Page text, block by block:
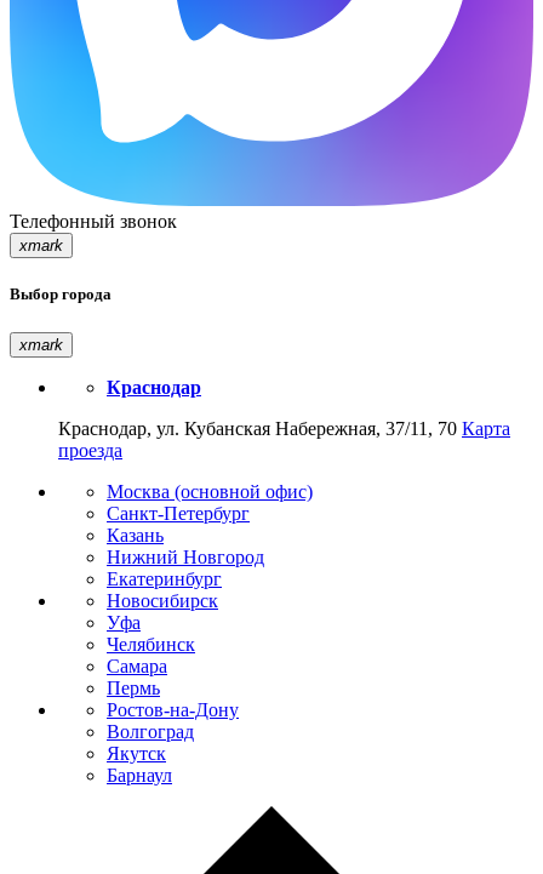
Телефонный звонок
xmark
Выбор города
xmark
Краснодар
Краснодар, ул. Кубанская Набережная, 37/11, 70 Карта
проезда
Москва (основной офис)
Санкт-Петербург
Казань
Нижний Новгород
Екатеринбург
Новосибирск
Уфа
Челябинск
Самара
Пермь
Ростов-на-Дону
Волгоград
Якутск
Барнаул